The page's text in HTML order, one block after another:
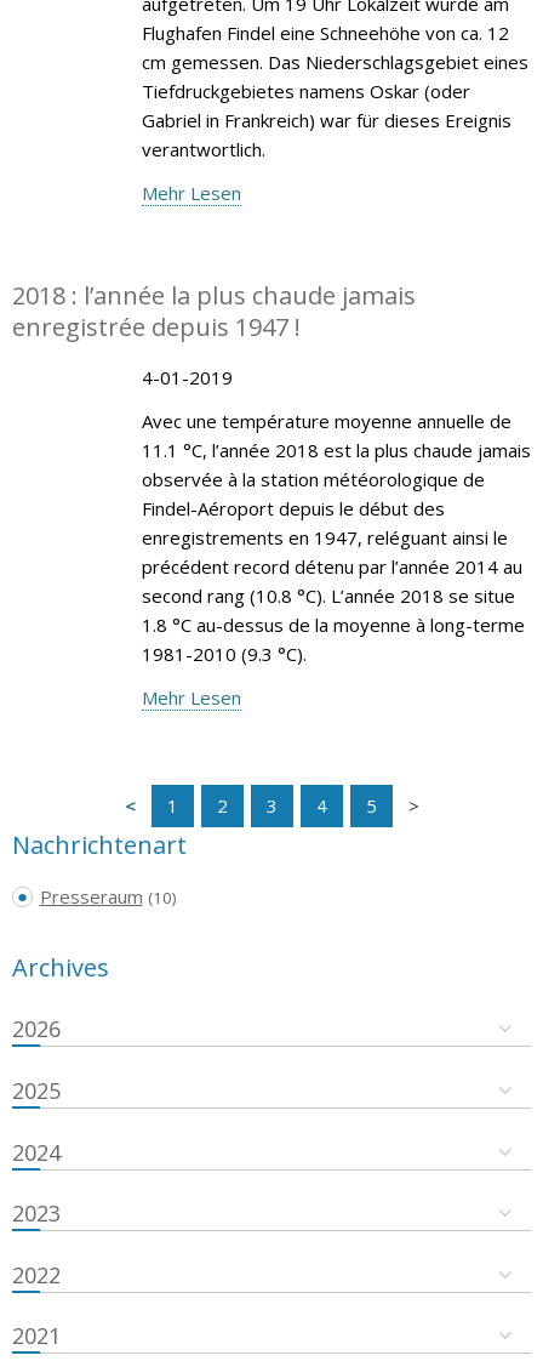
Flughafen Findel eine Schneehöhe von ca. 12
cm gemessen. Das Niederschlagsgebiet eines
Tiefdruckgebietes namens Oskar (oder
Gabriel in Frankreich) war für dieses Ereignis
verantwortlich.
Mehr Lesen
2018 : l’année la plus chaude jamais
enregistrée depuis 1947 !
4-01-2019
Avec une température moyenne annuelle de
11.1 °C, l’année 2018 est la plus chaude jamais
observée à la station météorologique de
Findel-Aéroport depuis le début des
enregistrements en 1947, reléguant ainsi le
précédent record détenu par l’année 2014 au
second rang (10.8 °C). L’année 2018 se situe
1.8 °C au-dessus de la moyenne à long-terme
1981-2010 (9.3 °C).
Mehr Lesen
1 2 3 4 5
Nachrichtenart
Presseraum (10)
Archives
2026
2025
2024
2023
2022
2021